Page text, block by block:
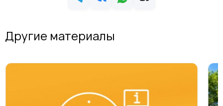
Другие материалы